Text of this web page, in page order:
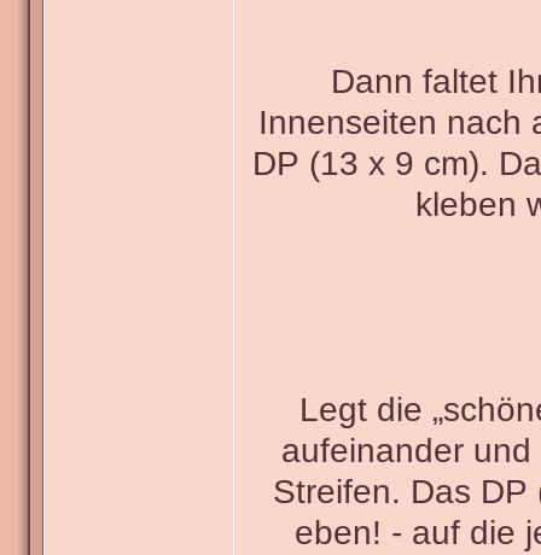
Dann faltet
Innenseiten nach
DP (13 x 9 cm).
kleben
Legt die
aufeinander
Streifen. Das
eben! - auf die